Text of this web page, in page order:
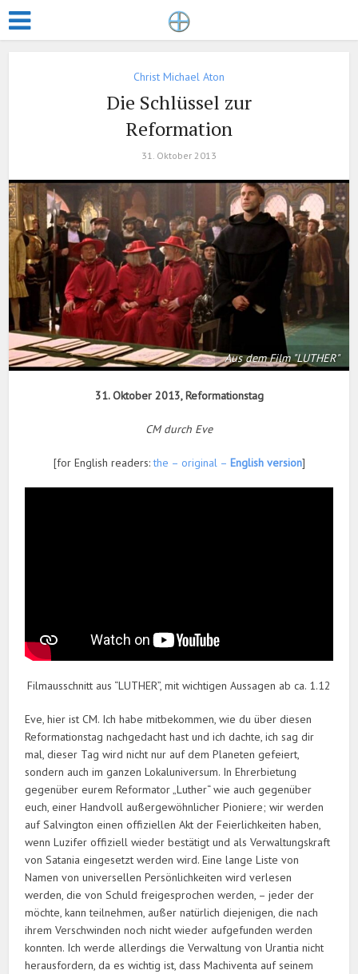
Christ Michael Aton
Die Schlüssel zur
Reformation
31. Oktober 2013
Aus dem Film "LUTHER"
31. Oktober 2013, Reformationstag
CM durch Eve
[for English readers:the – original – English version]
Filmausschnitt aus “LUTHER”, mit wichtigen Aussagen ab ca. 1.12
Eve, hier ist CM. Ich habe mitbekommen, wie du über diesen
Reformationstag nachgedacht hast und ich dachte, ich sag dir
mal, dieser Tag wird nicht nur auf dem Planeten gefeiert,
sondern auch im ganzen Lokaluniversum. In Ehrerbietung
gegenüber eurem Reformator „Luther“ wie auch gegenüber
euch, einer Handvoll außergewöhnlicher Pioniere; wir werden
auf Salvington einen offiziellen Akt der Feierlichkeiten haben,
wenn Luzifer offiziell wieder bestätigt und als Verwaltungskraft
von Satania eingesetzt werden wird. Eine lange Liste von
Namen von universellen Persönlichkeiten wird verlesen
werden, die von Schuld freigesprochen werden, – jeder der
möchte, kann teilnehmen, außer natürlich diejenigen, die nach
ihrem Verschwinden noch nicht wieder aufgefunden werden
konnten. Ich werde allerdings die Verwaltung von Urantia nicht
herausfordern, da es wichtig ist, dass Machiventa auf seinem